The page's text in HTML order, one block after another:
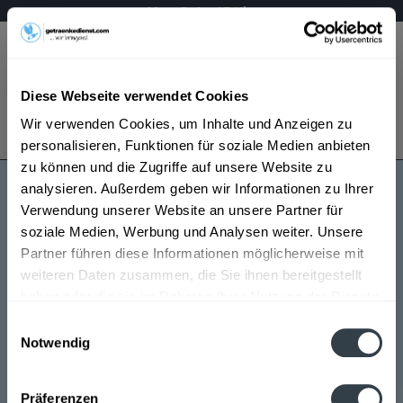
Diese Webseite verwendet Cookies
Wir verwenden Cookies, um Inhalte und Anzeigen zu
personalisieren, Funktionen für soziale Medien anbieten
zu können und die Zugriffe auf unsere Website zu
analysieren. Außerdem geben wir Informationen zu Ihrer
Verwendung unserer Website an unsere Partner für
soziale Medien, Werbung und Analysen weiter. Unsere
Partner führen diese Informationen möglicherweise mit
weiteren Daten zusammen, die Sie ihnen bereitgestellt
Notwendig
Präferenzen
Mo – Fr 9 – 17 Uhr
Menü
Bestellung widerrufen
Es gilt unsere Datenschutzerklärung
QioQuell
QioQuell wird in den folgenden Regionen, Städten,